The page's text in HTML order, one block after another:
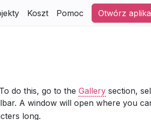
Koszt Pomoc Otwórz
do this, go to the Gallery section,
A window will open where you
long.